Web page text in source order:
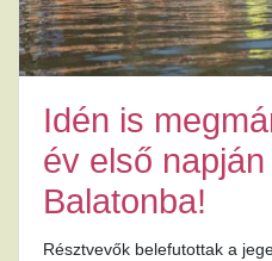
Idén is
év első
Balatonba!
Résztvevők belefutottak a